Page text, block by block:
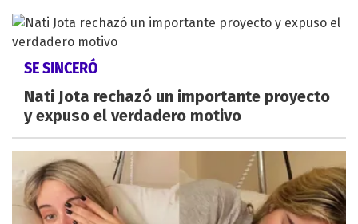
SE SINCERÓ
Nati Jota rechazó un importante proyecto
y expuso el verdadero motivo